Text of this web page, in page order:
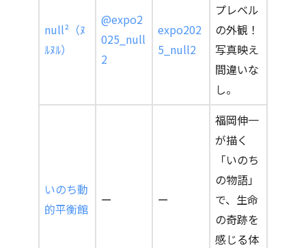
null²（ﾇ
ﾙﾇﾙ）
@expo2
025_null
2
expo202
5_null2
プレベル
の外観！
写真映え
間違いな
し。
いのち動
的平衡館
ー ー
福岡伸一
が描く
「いのち
の物語」
で、生命
の奇跡を
感じる体